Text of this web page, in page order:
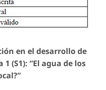
en el desarrollo de
(S1): “El agua de los